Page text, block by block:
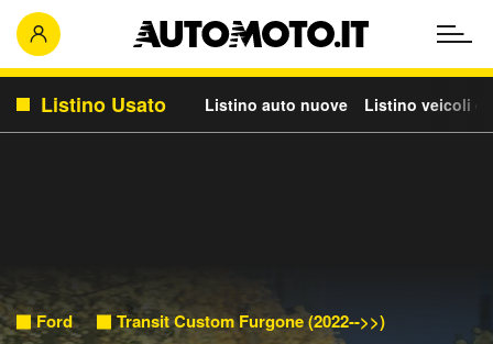
Listino Usato Listino auto nuove Listino veicoli
Ford Transit Custom Furgone (2022-->>)